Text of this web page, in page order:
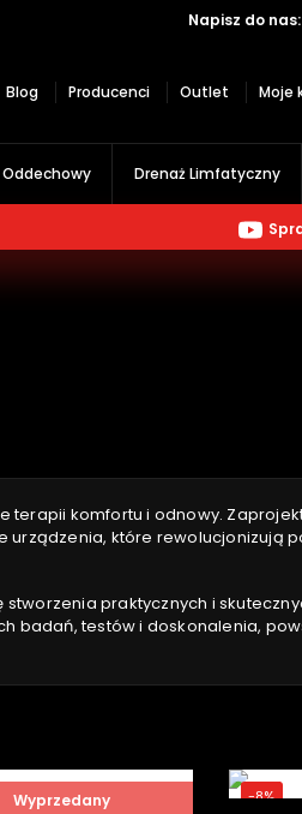
Napisz do nas:
Blog Producenci Outlet Moje
Drenaż Limfatyczny
terapii komfortu i odnowy.
urządzenia, które rewolucjonizują
stworzenia praktycznych i
badań, testów i doskonalenia,
Wyprzedany -8%